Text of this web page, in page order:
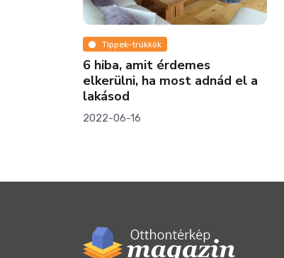
Tippek-trükkök
6 hiba, amit érdemes
elkerülni, ha most adnád el a
lakásod
2022-06-16